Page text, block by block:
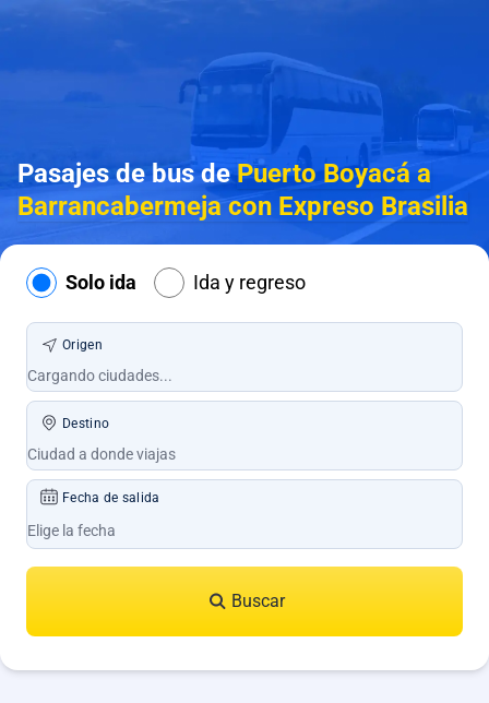
Pasajes de bus dePuerto Boyacá a
Barrancabermeja con Expreso Brasilia
Solo ida Ida y regreso
Origen
Destino
Fecha de salida
Buscar